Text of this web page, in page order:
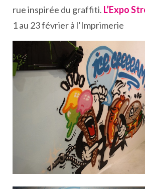
rue inspirée du graffiti. L’Expo
1 au 23 février à l’Imprimerie